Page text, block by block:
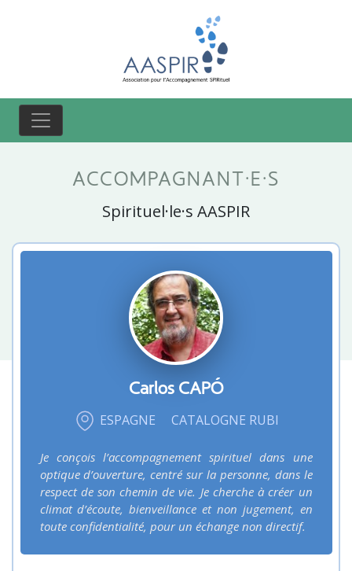
ACCOMPAGNANT·E·S
Spirituel·le·s AASPIR
Carlos CAPÓ
ESPAGNE CATALOGNE RUBI
Je conçois l’accompagnement spirituel dans une
optique d’ouverture, centré sur la personne, dans le
respect de son chemin de vie. Je cherche à créer un
climat d’écoute, bienveillance et non jugement, en
toute confidentialité, pour un échange non directif.